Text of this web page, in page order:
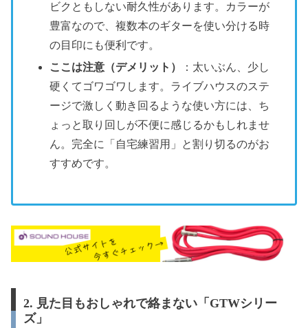
ビクともしない耐久性があります。カラーが
豊富なので、複数本のギターを使い分ける時
の目印にも便利です。
ここは注意（デメリット）
：太いぶん、少し
硬くてゴワゴワします。ライブハウスのステ
ージで激しく動き回るような使い方には、ち
ょっと取り回しが不便に感じるかもしれませ
ん。完全に「自宅練習用」と割り切るのがお
すすめです。
2. 見た目もおしゃれで絡まない「GTWシリー
ズ」